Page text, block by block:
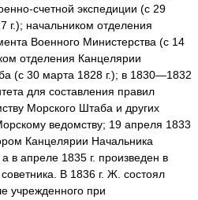
счетной экспедиции (с 29
начальником отделения
Военного Министерства (с 14
отделения Канцелярии
(с 30 марта 1828 г.); в 1830—1832
для составления правил
Морского Штаба и других
ведомству; 19 апреля 1833
Канцелярии Начальника
в апреле 1835 г. произведен в
советника. В 1836 г. Ж. состоял
учрежденного при